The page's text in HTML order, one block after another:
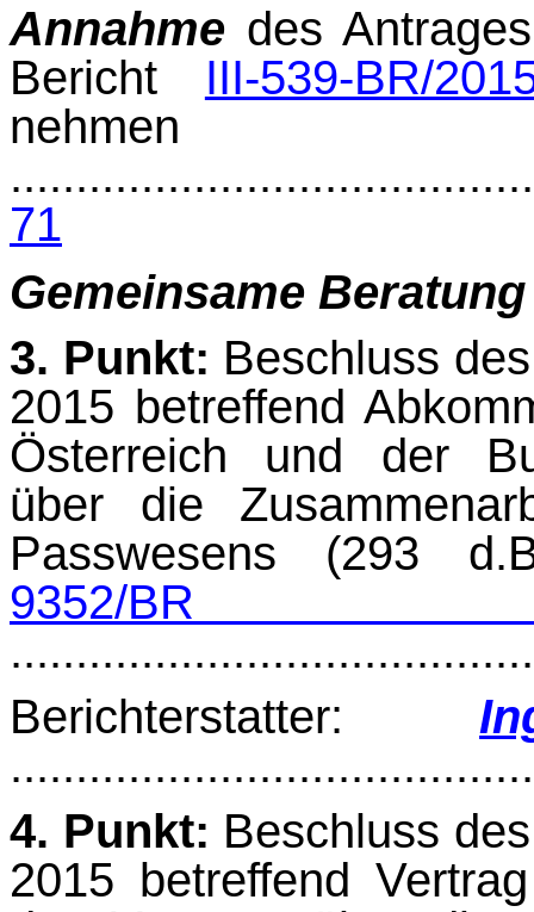
Annahme des
Bericht III-539-BR/
71
Gemeinsame Beratung
3. Punkt: Beschluss
2015 betreffend
Österreich und der
über die
Passwesens (293
9352/
Berichterstatter:
4. Punkt: Beschluss
2015 betreffend